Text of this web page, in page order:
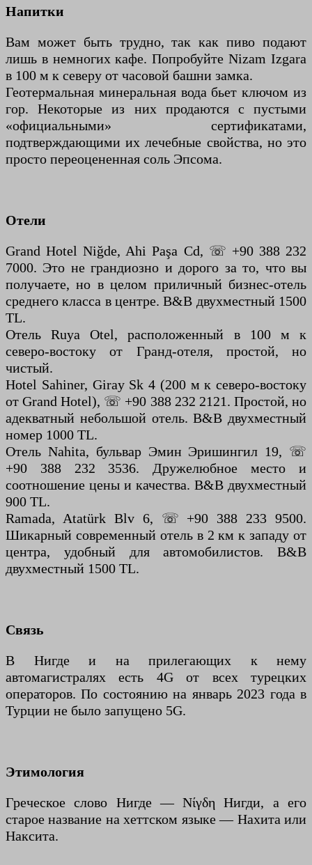
Напитки
Вам может быть трудно, так как пиво подают
лишь в немногих кафе. Попробуйте Nizam Izgara
в 100 м к северу от часовой башни замка.
Геотермальная минеральная вода бьет ключом из
гор. Некоторые из них продаются с пустыми
«официальными» сертификатами,
подтверждающими их лечебные свойства, но это
просто переоцененная соль Эпсома.
Отели
Grand Hotel Niğde, Ahi Paşa Cd, ☏ +90 388 232
7000. Это не грандиозно и дорого за то, что вы
получаете, но в целом приличный бизнес-отель
среднего класса в центре. B&B двухместный 1500
TL.
Отель Ruya Otel, расположенный в 100 м к
северо-востоку от Гранд-отеля, простой, но
чистый.
Hotel Sahiner, Giray Sk 4 (200 м к северо-востоку
от Grand Hotel), ☏ +90 388 232 2121. Простой, но
адекватный небольшой отель. B&B двухместный
номер 1000 TL.
Отель Nahita, бульвар Эмин Эришингил 19, ☏
+90 388 232 3536. Дружелюбное место и
соотношение цены и качества. B&B двухместный
900 TL.
Ramada, Atatürk Blv 6, ☏ +90 388 233 9500.
Шикарный современный отель в 2 км к западу от
центра, удобный для автомобилистов. B&B
двухместный 1500 TL.
Связь
В Нигде и на прилегающих к нему
автомагистралях есть 4G от всех турецких
операторов. По состоянию на январь 2023 года в
Турции не было запущено 5G.
Этимология
Греческое слово Нигде — Νίγδη Нигди, а его
старое название на хеттском языке — Нахита или
Наксита.